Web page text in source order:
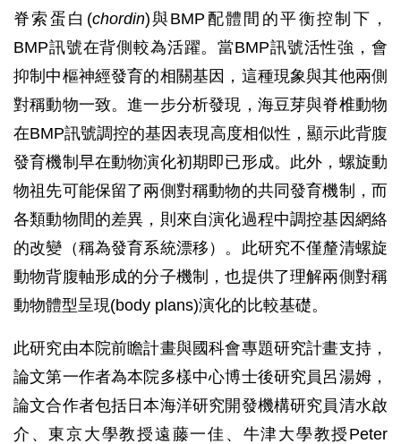
脊索蛋白(chordin)與BMP配體間的平衡控制下，
BMP訊號在背側較為活躍。當BMP訊號活性強，會
抑制中樞神經發育的相關基因，這種現象與其他兩側
對稱動物一致。進一步分析發現，海豆芽與脊椎動物
在BMP訊號調控的基因表現高度相似性，顯示此背腹
發育機制早在動物演化初期即已形成。此外，螺旋動
物祖先可能保留了兩側對稱動物的共同發育機制，而
各類動物間的差異，則來自演化過程中調控基因網絡
的改變（稱為發育系統漂移）。此研究不僅釐清螺旋
動物背腹軸形成的分子機制，也提供了理解兩側對稱
動物體型呈現(body plans)演化的比較基礎。
此研究由本院前瞻計畫與國科會專題研究計畫支持，
論文第一作者為本院多樣中心博士後研究員呂湯姆，
論文合作者包括日本海洋研究開發機構研究員清水啟
介、東京大學教授遠藤一佳、牛津大學教授Peter